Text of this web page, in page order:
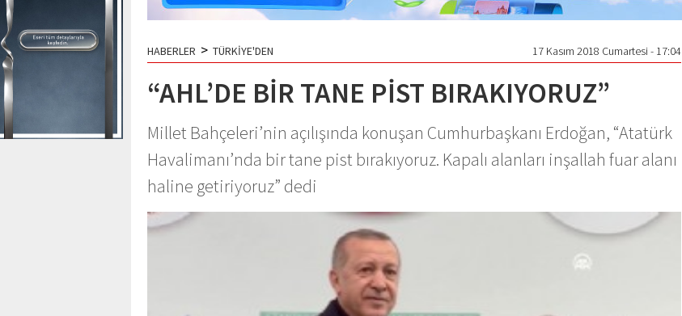
HABERLER > TÜRKİYE'DEN 17 Kasım 2018 Cumartesi - 17:04
“AHL’DE BİR TANE PİST BIRAKIYORUZ”
Millet Bahçeleri’nin açılışında konuşan Cumhurbaşkanı Erdoğan, “Atatürk
Havalimanı’nda bir tane pist bırakıyoruz. Kapalı alanları inşallah fuar alanı
haline getiriyoruz” dedi